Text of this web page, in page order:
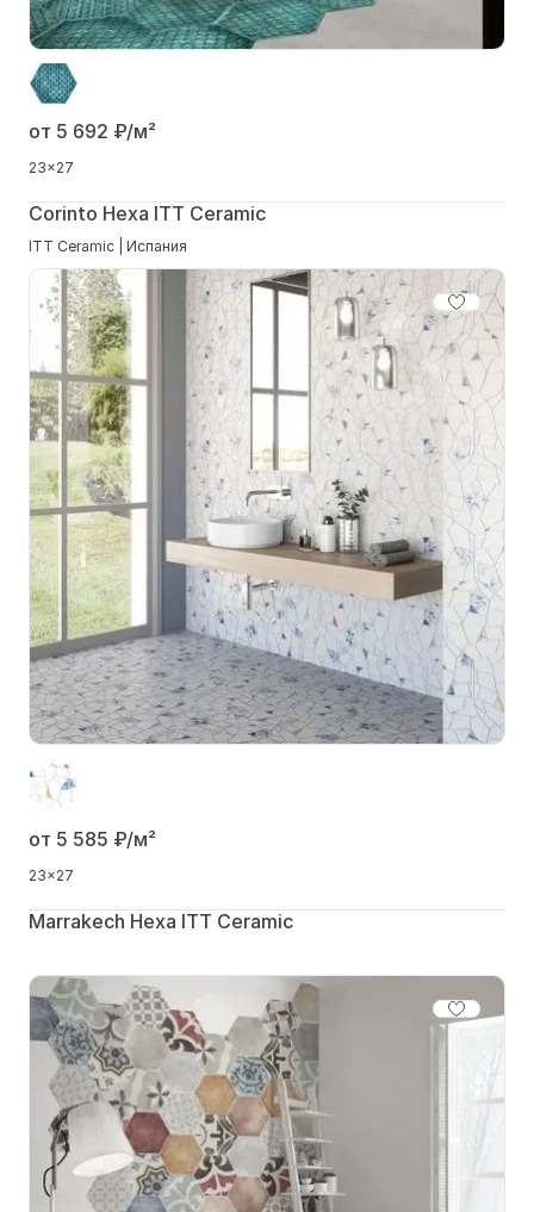
от 5 692 ₽/м²
23x27
Corinto Hexa ITT Ceramic
ITT Ceramic | Испания
от 5 585 ₽/м²
23x27
Marrakech Hexa ITT Ceramic